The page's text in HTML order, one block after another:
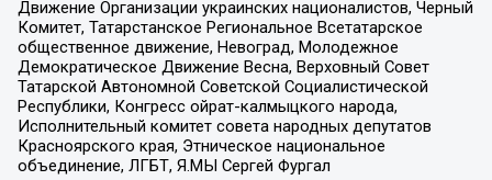
Движение Организации украинских националистов, Черный
Комитет, Татарстанское Региональное Всетатарское
общественное движение, Невоград, Молодежное
Демократическое Движение Весна, Верховный Совет
Татарской Автономной Советской Социалистической
Республики, Конгресс ойрат-калмыцкого народа,
Исполнительный комитет совета народных депутатов
Красноярского края, Этническое национальное
объединение, ЛГБТ, Я.МЫ Сергей Фургал